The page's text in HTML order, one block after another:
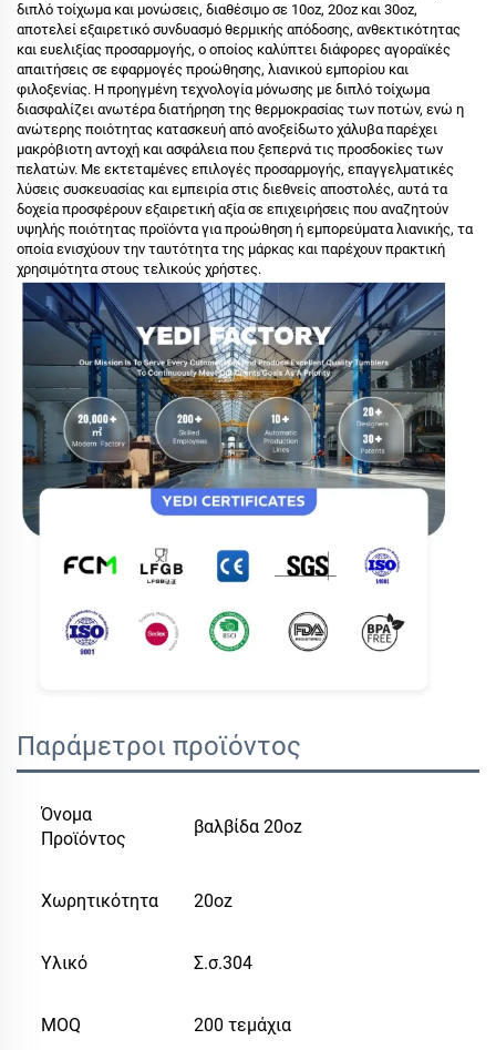
διπλό τοίχωμα και μονώσεις, διαθέσιμο σε 10oz, 20oz και 30oz,
αποτελεί εξαιρετικό συνδυασμό θερμικής απόδοσης, ανθεκτικότητας
και ευελιξίας προσαρμογής, ο οποίος καλύπτει διάφορες αγοραϊκές
απαιτήσεις σε εφαρμογές προώθησης, λιανικού εμπορίου και
φιλοξενίας. Η προηγμένη τεχνολογία μόνωσης με διπλό τοίχωμα
διασφαλίζει ανωτέρα διατήρηση της θερμοκρασίας των ποτών, ενώ η
ανώτερης ποιότητας κατασκευή από ανοξείδωτο χάλυβα παρέχει
μακρόβιοτη αντοχή και ασφάλεια που ξεπερνά τις προσδοκίες των
πελατών. Με εκτεταμένες επιλογές προσαρμογής, επαγγελματικές
λύσεις συσκευασίας και εμπειρία στις διεθνείς αποστολές, αυτά τα
δοχεία προσφέρουν εξαιρετική αξία σε επιχειρήσεις που αναζητούν
υψηλής ποιότητας προϊόντα για προώθηση ή εμπορεύματα λιανικής, τα
οποία ενισχύουν την ταυτότητα της μάρκας και παρέχουν πρακτική
χρησιμότητα στους τελικούς χρήστες.
Παράμετροι προϊόντος
Όνομα
Προϊόντος
βαλβίδα 20oz
Χωρητικότητα 20oz
Υλικό Σ.σ.304
MOQ 200 τεμάχια